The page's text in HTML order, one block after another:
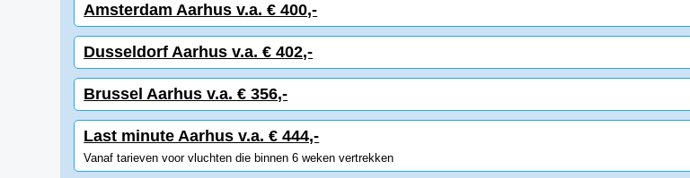
Amsterdam Aarhus v.a. € 400,-
Dusseldorf Aarhus v.a. € 402,-
Brussel Aarhus v.a. € 356,-
Last minute Aarhus v.a. € 444,-
Vanaf tarieven voor vluchten die binnen 6 weken vertrekken